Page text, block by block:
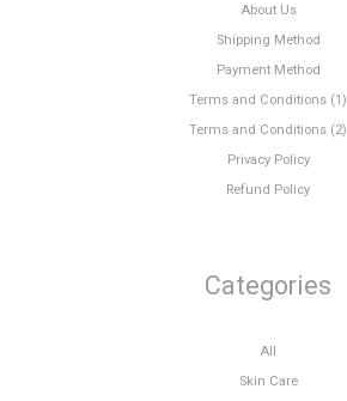
About Us
Shipping Method
Payment Method
Terms and Conditions (1)
Terms and Conditions (2)
Privacy Policy
Refund Policy
Categories
All
Skin Care